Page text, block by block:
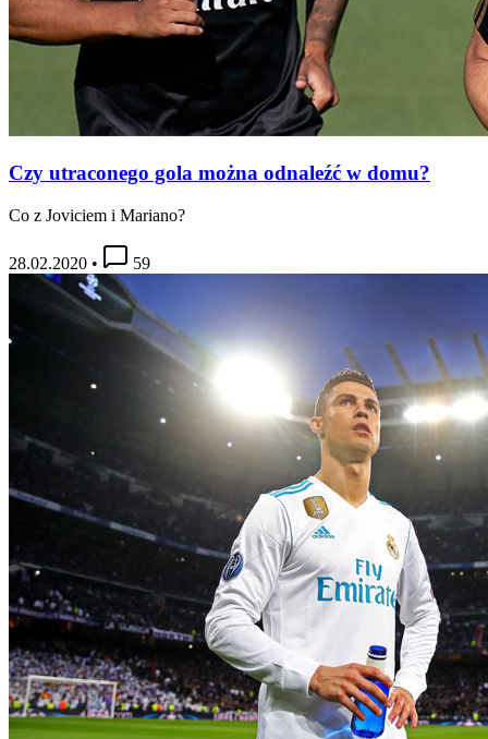
Czy utraconego gola można odnaleźć w domu?
Co z Joviciem i Mariano?
28.02.2020 • 59